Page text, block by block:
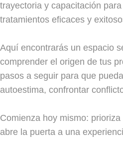
trayectoria y capacitación
tratamientos eficaces y
Aquí encontrarás un espacio
comprender el origen de tus
pasos a seguir para que
autoestima, confrontar
Comienza hoy mismo:
abre la puerta a una